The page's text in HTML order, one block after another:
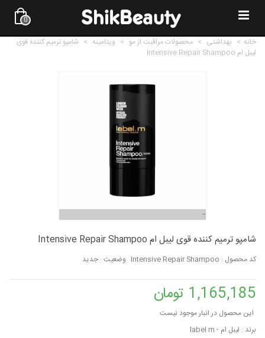
0
خانه > بهداشتی > محصولات مراقبت از مو > ویتامینه > شامپو ترمیم کننده قوی
لیبل ام Intensive Repair Shampoo
شامپو ترمیم کننده قوی لیبل ام Intensive Repair Shampoo
کد محصول : Intensive Repair Shampoo وضعیت : جدید
1,165,185 تومان
این محصول در انبار موجود نیست
برند : لیبل ام - label m